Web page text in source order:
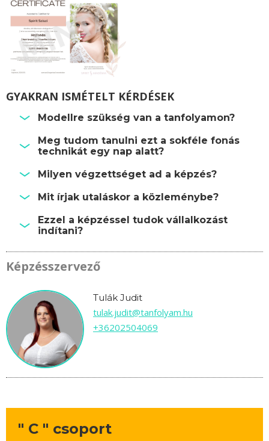
GYAKRAN ISMÉTELT KÉRDÉSEK
Modellre szükség van a tanfolyamon?
Meg tudom tanulni ezt a sokféle fonás
technikát egy nap alatt?
Milyen végzettséget ad a képzés?
Mit írjak utaláskor a közleménybe?
Ezzel a képzéssel tudok vállalkozást
indítani?
Képzésszervező
Tulák Judit
tulak.judit@tanfolyam.hu
+36202504069
" C " csoport